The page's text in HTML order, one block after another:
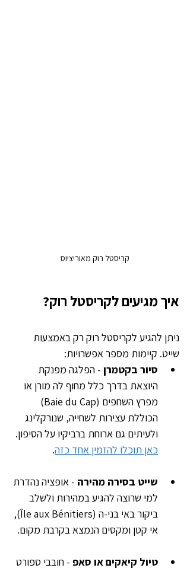
קריסטל רוק מאוריציוס
איך מגיעים לקריסטל רוק?
ניתן להגיע לקריסטל רוק רק באמצעות
שייט. קיימות מספר אפשרויות:
סיור בקטמרן - הפלגה מפנקת
היוצאת בדרך כלל מחוף לה מורן או
מפרץ השחפים (Baie du Cap)
הכוללת עצירות לשחייה, שנורקלינג
ולעיתים גם ארוחת ברביקיו על הסיפון.
כאן תוכלו להזמין אחד כזה.
שייט בסירה מהירה - אופציה נהדרת
למי שרוצה להגיע במהירות ולשלב
ביקור באי בני-ה (Île aux Bénitiers),
אי קטן ומקסים הנמצא בקרבת מקום.
טיול קיאקים או סאפ - חובבי ספורט